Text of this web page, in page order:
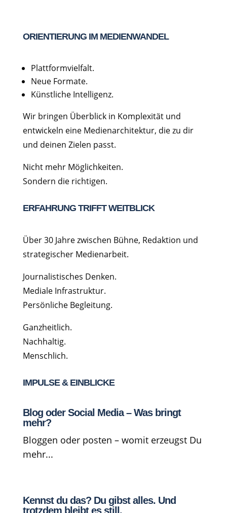
ORIENTIERUNG IM MEDIENWANDEL
Plattformvielfalt.
Neue Formate.
Künstliche Intelligenz.
Wir bringen Überblick in Komplexität und
entwickeln eine Medienarchitektur, die zu dir
und deinen Zielen passt.
Nicht mehr Möglichkeiten.
Sondern die richtigen.
ERFAHRUNG TRIFFT WEITBLICK
Über 30 Jahre zwischen Bühne, Redaktion und
strategischer Medienarbeit.
Journalistisches Denken.
Mediale Infrastruktur.
Persönliche Begleitung.
Ganzheitlich.
Nachhaltig.
Menschlich.
IMPULSE & EINBLICKE
Blog oder Social Media – Was bringt
mehr?
Bloggen oder posten – womit erzeugst Du
mehr...
Kennst du das? Du gibst alles. Und
trotzdem bleibt es still.